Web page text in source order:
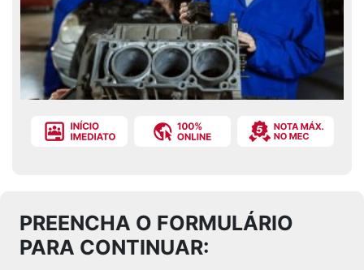
PREENCHA O FORMULÁRIO
PARA CONTINUAR: